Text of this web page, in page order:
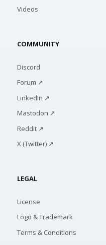
Videos
COMMUNITY
Discord
Forum ↗
LinkedIn ↗
Mastodon ↗
Reddit ↗
X (Twitter) ↗
LEGAL
License
Logo & Trademark
Terms & Conditions